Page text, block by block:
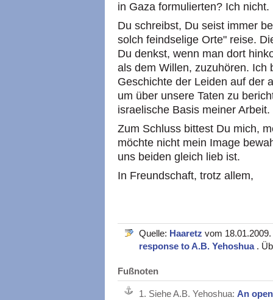
in Gaza formulierten? Ich nicht.
Du schreibst, Du seist immer
solch feindselige Orte" reise.
Du denkst, wenn man dort
als dem Willen, zuzuhören. Ich
Geschichte der Leiden auf der
um über unsere Taten zu
israelische Basis meiner Arbeit.
Zum Schluss bittest Du mich,
möchte nicht mein Image
uns beiden gleich lieb ist.
In Freundschaft, trotz allem,
Quelle: Haaretz vom
response to A.B. Yehoshua .
Fußnoten
1. Siehe A.B. Yehoshua: An